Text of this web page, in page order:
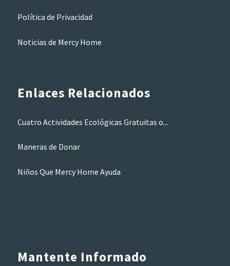
Política de Privacidad
Noticias de Mercy Home
Enlaces Relacionados
Cuatro Actividades Ecológicas Gratuitas o...
Maneras de Donar
Niños Que Mercy Home Ayuda
Mantente Informado